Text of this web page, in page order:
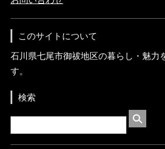
このサイトについて
石川県七尾市御祓地区の暮らし・魅力
す。
検索